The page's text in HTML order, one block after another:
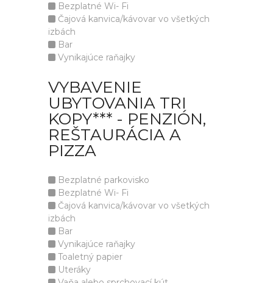
Bezplatné Wi- Fi
Čajová kanvica/kávovar vo všetkých
izbách
Bar
Vynikajúce raňajky
VYBAVENIE
UBYTOVANIA TRI
KOPY*** - PENZIÓN,
REŠTAURÁCIA A
PIZZA
Bezplatné parkovisko
Bezplatné Wi- Fi
Čajová kanvica/kávovar vo všetkých
izbách
Bar
Vynikajúce raňajky
Toaletný papier
Uteráky